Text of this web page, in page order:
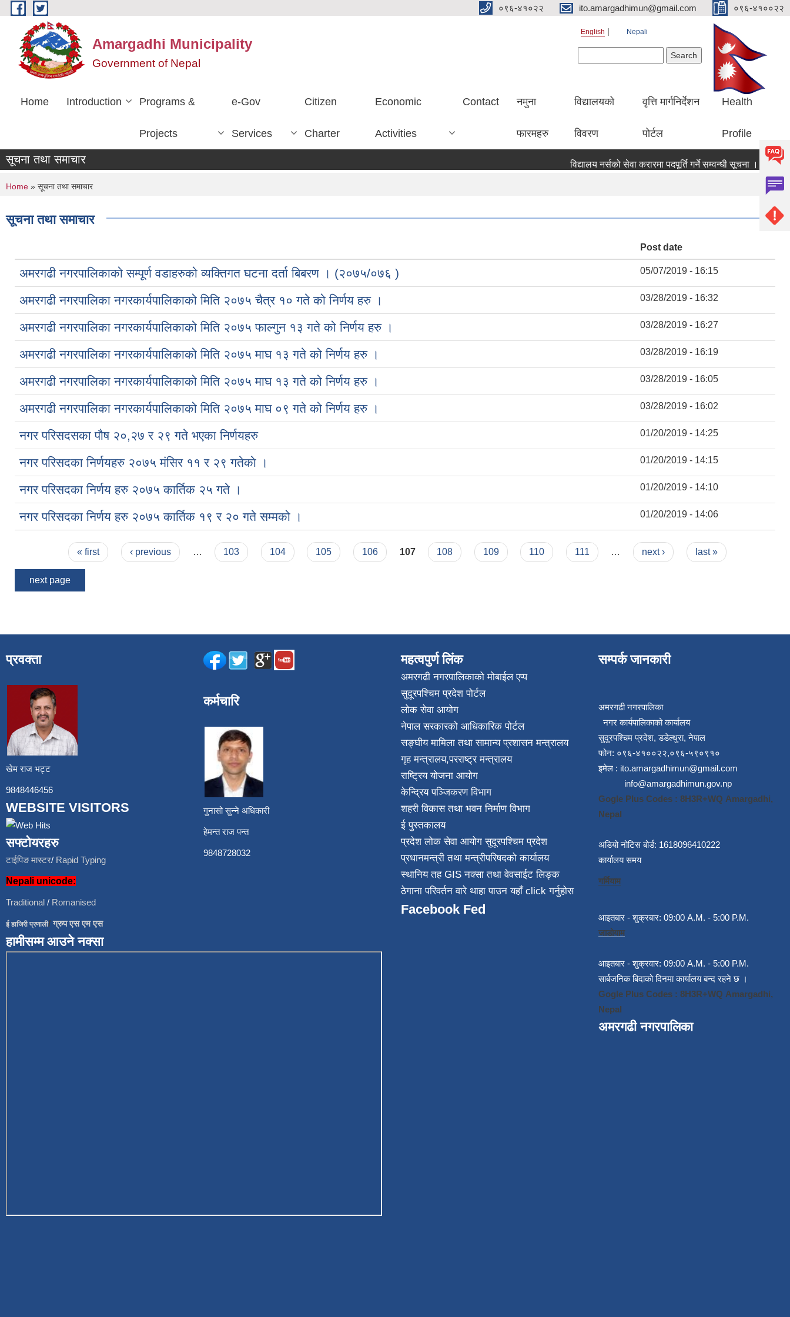
Skip to main content ०९६-४१०२२ ito.amargadhimun@gmail.com ०९६-४१००२२
Amargadhi Municipality
Government of Nepal
English Nepali
Home Introduction Programs &
Projects
e-Gov
Services
Citizen
Charter
Economic
Activities
Contact नमुना
फारमहरु
विद्यालयको
विवरण
वृत्ति मार्गनिर्देशन
पोर्टल
Health
Profile
सूचना तथा समाचार विद्यालय नर्सको सेवा करारमा पदपूर्ति गर्ने सम्वन्धी सूचना ।।
You are here
Home » सूचना तथा समाचार
सूचना तथा समाचार
Post date
अमरगढी नगरपालिकाको सम्पूर्ण वडाहरुको व्यक्तिगत घटना दर्ता बिबरण । (२०७५/०७६ ) 05/07/2019 - 16:15
अमरगढी नगरपालिका नगरकार्यपालिकाको मिति २०७५ चैत्र १० गते को निर्णय हरु । 03/28/2019 - 16:32
अमरगढी नगरपालिका नगरकार्यपालिकाको मिति २०७५ फाल्गुन १३ गते को निर्णय हरु । 03/28/2019 - 16:27
अमरगढी नगरपालिका नगरकार्यपालिकाको मिति २०७५ माघ १३ गते को निर्णय हरु । 03/28/2019 - 16:19
अमरगढी नगरपालिका नगरकार्यपालिकाको मिति २०७५ माघ १३ गते को निर्णय हरु । 03/28/2019 - 16:05
अमरगढी नगरपालिका नगरकार्यपालिकाको मिति २०७५ माघ ०९ गते को निर्णय हरु । 03/28/2019 - 16:02
नगर परिसदसका पौष २०,२७ र २९ गते भएका निर्णयहरु 01/20/2019 - 14:25
नगर परिसदका निर्णयहरु २०७५ मंसिर ११ र २९ गतेकाे । 01/20/2019 - 14:15
नगर परिसदका निर्णय हरु २०७५ कार्तिक २५ गते । 01/20/2019 - 14:10
नगर परिसदका निर्णय हरु २०७५ कार्तिक १९ र २० गते सम्मको । 01/20/2019 - 14:06
« first ‹ previous … 103 104 105 106 107 108 109 110 111 … next › last »
next page
प्रवक्ता
खेम राज भट्ट
9848446456
WEBSITE VISITORS
सफ्टोयरहरु
टाईपिङ मास्टर/ Rapid Typing
Nepali unicode:
Traditional / Romanised
ई हाजिरी प्रणाली/ग्रुप एस एम एस
हामीसम्म आउने नक्सा
कर्मचारि
गुनासो सुन्ने अधिकारी
हेमन्त राज पन्त
9848728032
महत्वपुर्ण लिंक
अमरगढी नगरपालिकाको मोबाईल एप्प
सुदूरपश्चिम प्रदेश पोर्टल
लोक सेवा आयोग
नेपाल सरकारको आधिकारिक पोर्टल
सङ्घीय मामिला तथा सामान्य प्रशासन मन्त्रालय
गृह मन्त्रालय,परराष्ट्र मन्त्रालय
राष्ट्रिय योजना आयोग
केन्द्रिय पञ्जिकरण विभाग
शहरी विकास तथा भवन निर्माण विभाग
ई पुस्तकालय
प्रदेश लोक सेवा आयोग सुदूरपश्चिम प्रदेश
प्रधानमन्त्री तथा मन्त्रीपरिषदको कार्यालय
स्थानिय तह GIS नक्सा तथा वेवसाईट लिङ्क
ठेगाना परिवर्तन वारे थाहा पाउन यहाँ click गर्नुहोस
Facebook Fed
सम्पर्क जानकारी
अमरगढी नगरपालिका
नगर कार्यपालिकाको कार्यालय
सुदुरपश्चिम प्रदेश, डडेल्धुरा, नेपाल
फोन: ०९६-४१००२२,०९६-५९०९१०
इमेल : ito.amargadhimun@gmail.com
info@amargadhimun.gov.np
Gogle Plus Codes : 8H3R+WQ Amargadhi,
Nepal
अडियो नोटिस बोर्ड: 1618096410222
कार्यालय समय
गर्मियाम
आइतबार - शुक्रबार: 09:00 A.M. - 5:00 P.M.
जाडोयाम
आइतबार - शुक्रवार: 09:00 A.M. - 5:00 P.M.
सार्बजनिक बिदाको दिनमा कार्यालय बन्द रहने छ ।
Gogle Plus Codes : 8H3R+WQ Amargadhi,
Nepal
अमरगढी नगरपालिका